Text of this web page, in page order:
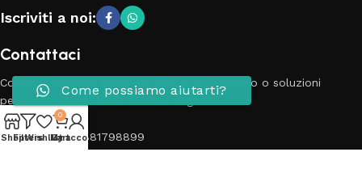
Iscriviti a noi:
Contattaci
Contatta il nostro team per richieste, supporto o soluzioni
personalizzate in base alle tue esigenze.
Telefono: 3881798899
ShopFilters
Wishlist
0
Cart
My account
Come possiamo aiutarti?